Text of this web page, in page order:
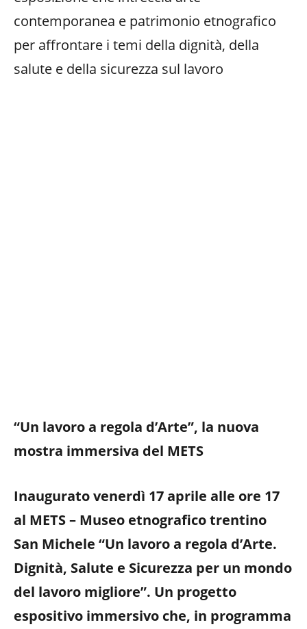
contemporanea e patrimonio etnografico
per affrontare i temi della dignità, della
salute e della sicurezza sul lavoro
“Un lavoro a regola d’Arte”, la nuova
mostra immersiva del METS
Inaugurato venerdì 17 aprile alle ore 17
al METS – Museo etnografico trentino
San Michele “Un lavoro a regola d’Arte.
Dignità, Salute e Sicurezza per un mondo
del lavoro migliore”. Un progetto
espositivo immersivo che, in programma